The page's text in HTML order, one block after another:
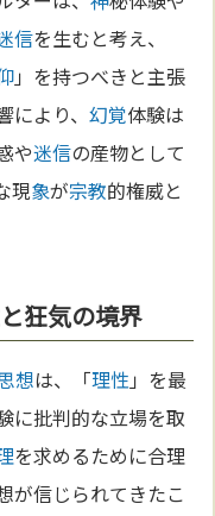
信を生むと考え、
」を持つべきと主張
により、幻覚体験は
や迷信の産物として
現象が宗教的権威と
狂気の境界
想は、「理性」を最
に批判的な立場を取
を求めるために合理
が信じられてきたこ